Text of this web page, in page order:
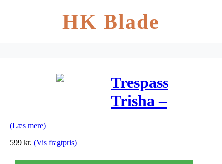
HK Blade
Trespass
Trisha –
(Læs mere)
599 kr. (Vis fragtpris)